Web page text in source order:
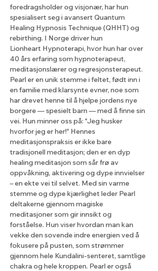
foredragsholder og visjonær, har hun
spesialisert seg i avansert Quantum
Healing Hypnosis Technique (QHHT) og
rebirthing. I Norge driver hun
Lionheart Hypnoterapi, hvor hun har over
40 års erfaring som hypnoterapeut,
meditasjonslærer og regresjonsterapeut.
Pearl er en unik stemme i feltet, født inn i
en familie med klarsynte evner, noe som
har drevet henne til å hjelpe jordens nye
borgere — spesielt barn — med å finne sin
vei. Hun minner oss på: "Jeg husker
hvorfor jeg er her!" Hennes
meditasjonspraksis er ikke bare
tradisjonell meditasjon; den er en dyp
healing meditasjon som sår frø av
oppvåkning, aktivering og dype innvielser
– en ekte vei til selvet. Med sin varme
stemme og dype kjærlighet leder Pearl
deltakerne gjennom magiske
meditasjoner som gir innsikt og
forståelse. Hun viser hvordan man kan
vekke den sovende indre energien ved å
fokusere på pusten, som strømmer
gjennom hele Kundalini-senteret, samtlige
chakra og hele kroppen. Pearl er også